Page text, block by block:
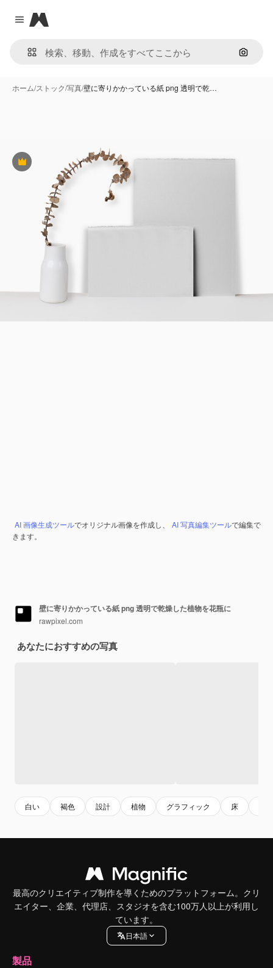
Close menu
Magnific
画像で
ホーム/ストック/写真/壁に寄りかかっている紙 png 透明で乾…
Premium
AI 画像生成ツールでオリジナル画像を作成し、 AI 写真編集ツールで編集で
きます。
壁に寄りかかっている紙 png 透明で乾燥した植物を花瓶に
rawpixel.com
あなたにおすすめの写真
白い 褐色 設計 植物 グラフィック 床
最高のクリエイティブ制作を導くためのプラットフォーム。クリ
エイター、企業、代理店、スタジオを含む100万人以上が利用し
ています。
日本語
製品